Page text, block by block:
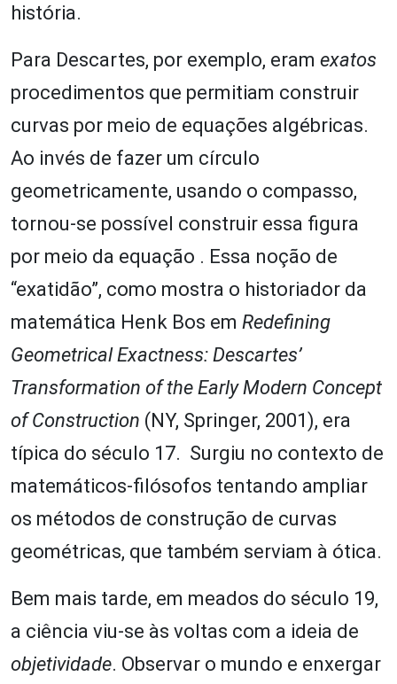
história.
Para Descartes, por exemplo, eram exatos
procedimentos que permitiam construir
curvas por meio de equações algébricas.
Ao invés de fazer um círculo
geometricamente, usando o compasso,
tornou-se possível construir essa figura
por meio da equação . Essa noção de
“exatidão”, como mostra o historiador da
matemática Henk Bos em Redefining
Geometrical Exactness: Descartes’
Transformation of the Early Modern Concept
of Construction (NY, Springer, 2001), era
típica do século 17. Surgiu no contexto de
matemáticos-filósofos tentando ampliar
os métodos de construção de curvas
geométricas, que também serviam à ótica.
Bem mais tarde, em meados do século 19,
a ciência viu-se às voltas com a ideia de
objetividade. Observar o mundo e enxergar